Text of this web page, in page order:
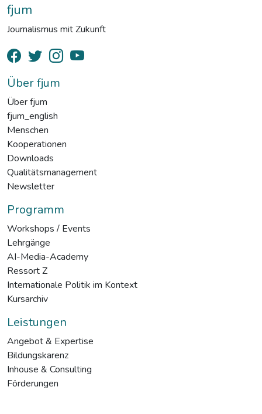
fjum
Journalismus mit Zukunft
Über fjum
Über fjum
fjum_english
Menschen
Kooperationen
Downloads
Qualitätsmanagement
Newsletter
Programm
Workshops / Events
Lehrgänge
AI-Media-Academy
Ressort Z
Internationale Politik im Kontext
Kursarchiv
Leistungen
Angebot & Expertise
Bildungskarenz
Inhouse & Consulting
Förderungen